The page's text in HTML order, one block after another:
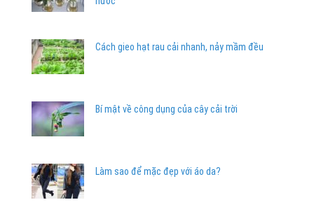
Cách gieo hạt rau cải nhanh, nảy mầm đều
Bí mật về công dụng của cây cải trời
Làm sao để mặc đẹp với áo da?